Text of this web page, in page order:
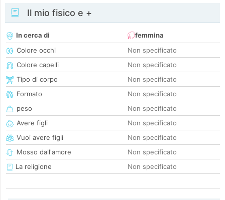
Il mio fisico e +
In cerca di
femmina
Colore occhi
Non specificato
Colore capelli
Non specificato
Tipo di corpo
Non specificato
Formato
Non specificato
peso
Non specificato
Avere figli
Non specificato
Vuoi avere figli
Non specificato
Mosso dall'amore
Non specificato
La religione
Non specificato